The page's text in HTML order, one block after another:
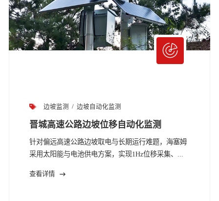
边坡监测 边坡自动化监测
晋城高速公路边坡位移自动化监测
针对偏远高速公路边坡取电与长期运行难题，海塞姆
采用太阳能与电池供电方案，实现1Hz位移采集、...
查看详情